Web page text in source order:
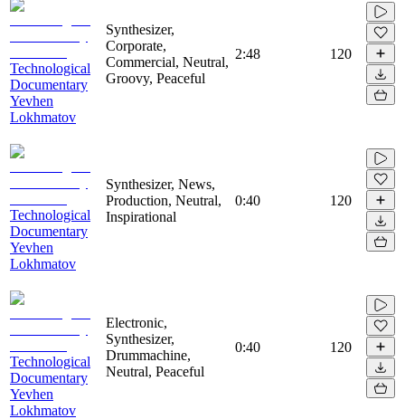
Technological
Documentary
Yevhen
Lokhmatov
Synthesizer,
Corporate,
Commercial, Neutral,
Groovy, Peaceful
2:48 120
Technological
Documentary
Yevhen
Lokhmatov
Synthesizer, News,
Production, Neutral,
Inspirational
0:40 120
Technological
Documentary
Yevhen
Lokhmatov
Electronic,
Synthesizer,
Drummachine,
Neutral, Peaceful
0:40 120